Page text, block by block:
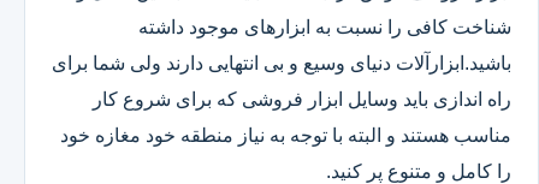
شناخت کافی را نسبت به ابزارهای موجود داشته
باشید.ابزارآلات دنیای وسیع و بی انتهایی دارند ولی شما برای
راه اندازی باید وسایل ابزار فروشی که برای شروع کار
مناسب هستند و البته با توجه به نیاز منطقه خود مغازه خود
را کامل و متنوع پر کنید.